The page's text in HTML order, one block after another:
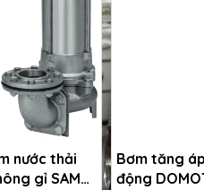
nước thải
gỉ SAM
Bơm tăng
động